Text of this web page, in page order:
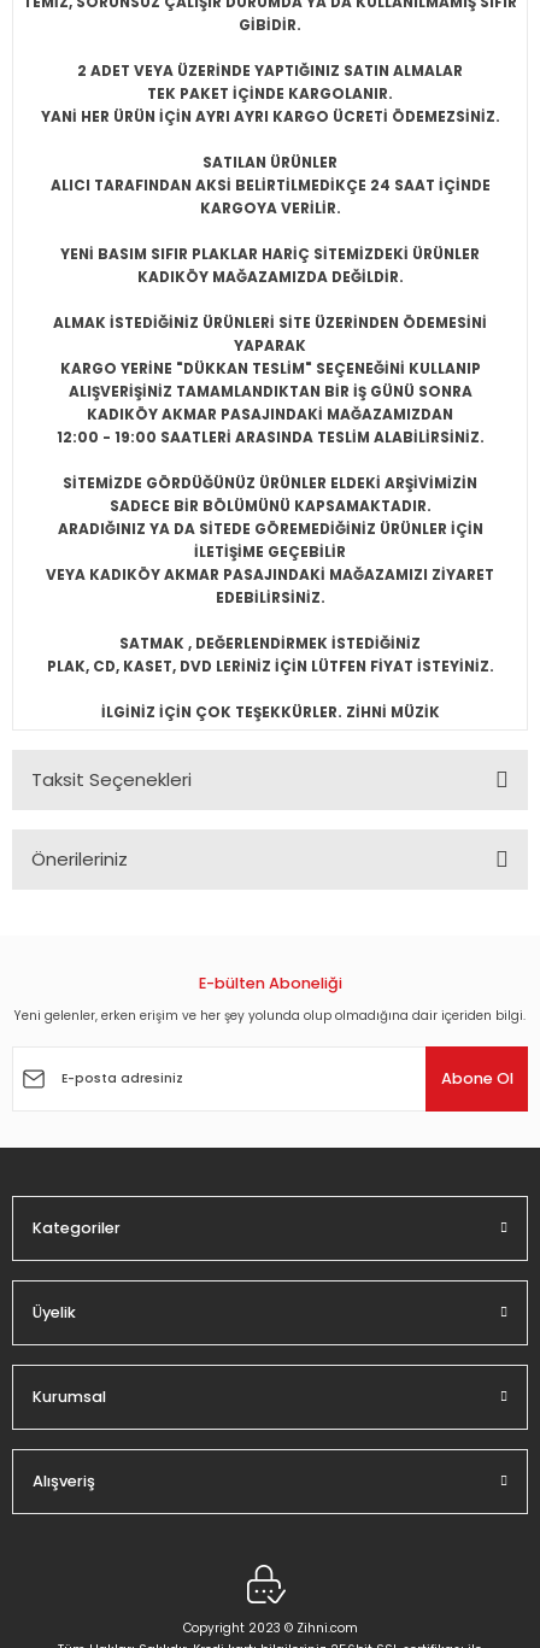
GİBİDİR.
2 ADET VEYA ÜZERİNDE YAPTIĞINIZ SATIN ALMALAR
TEK PAKET İÇİNDE KARGOLANIR.
YANİ HER ÜRÜN İÇİN AYRI AYRI KARGO ÜCRETİ ÖDEMEZSİNİZ.
SATILAN ÜRÜNLER
ALICI TARAFINDAN AKSİ BELİRTİLMEDİKÇE 24 SAAT İÇİNDE
KARGOYA VERİLİR.
YENİ BASIM SIFIR PLAKLAR HARİÇ SİTEMİZDEKİ ÜRÜNLER
KADIKÖY MAĞAZAMIZDA DEĞİLDİR.
ALMAK İSTEDİĞİNİZ ÜRÜNLERİ SİTE ÜZERİNDEN ÖDEMESİNİ
YAPARAK
KARGO YERİNE "DÜKKAN TESLİM" SEÇENEĞİNİ KULLANIP
ALIŞVERİŞİNİZ TAMAMLANDIKTAN BİR İŞ GÜNÜ SONRA
KADIKÖY AKMAR PASAJINDAKİ MAĞAZAMIZDAN
12:00 - 19:00 SAATLERİ ARASINDA TESLİM ALABİLİRSİNİZ.
SİTEMİZDE GÖRDÜĞÜNÜZ ÜRÜNLER ELDEKİ ARŞİVİMİZİN
SADECE BİR BÖLÜMÜNÜ KAPSAMAKTADIR.
ARADIĞINIZ YA DA SİTEDE GÖREMEDİĞİNİZ ÜRÜNLER İÇİN
İLETİŞİME GEÇEBİLİR
VEYA KADIKÖY AKMAR PASAJINDAKİ MAĞAZAMIZI ZİYARET
EDEBİLİRSİNİZ.
SATMAK , DEĞERLENDİRMEK İSTEDİĞİNİZ
PLAK, CD, KASET, DVD LERİNİZ İÇİN LÜTFEN FİYAT İSTEYİNİZ.
İLGİNİZ İÇİN ÇOK TEŞEKKÜRLER. ZİHNİ MÜZİK
Taksit Seçenekleri
Önerileriniz
Görüş ve önerileriniz için teşekkür ederiz.
Ürün açıklamasında eksik bilgiler bulunuyor.
E-bülten Aboneliği
Yeni gelenler, erken erişim ve her şey yolunda olup olmadığına dair içeriden bilgi.
Abone Ol
Kategoriler
Üyelik
Kurumsal
Alışveriş
Copyright 2023 © Zihni.com